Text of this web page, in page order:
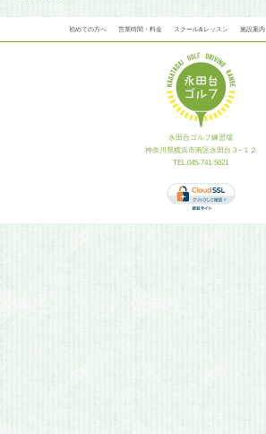
初めての方へ 営業時間・料金 スクール&レッスン 施設案内
永田台ゴルフ練習場
神奈川県横浜市南区永田台３−１２
TEL.045-741-5621